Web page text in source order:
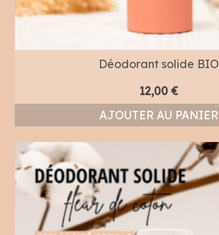
Déodorant solide BIO
12,00 €
AJOUTER AU PANIER